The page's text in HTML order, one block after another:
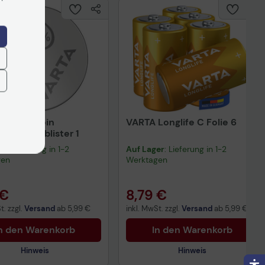
SILVER Coin
Napfblister 1
: Lieferung in 1-2
zzgl. Versand ab 5,99 €
den Warenkorb
Hinweis
VARTA Longlife C Folie 6
Auf Lager: Lieferung in 1-2
Werktagen
8,79 €
inkl. MwSt. zzgl. Versand ab 5,99 €
In den Warenkorb
Hinweis